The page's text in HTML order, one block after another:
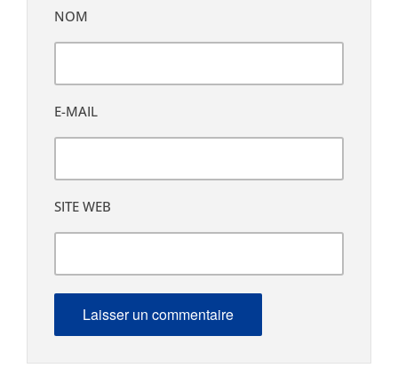
NOM
E-MAIL
SITE WEB